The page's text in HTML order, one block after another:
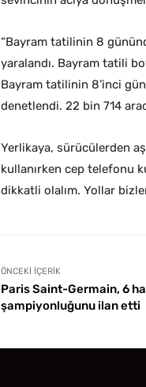
“Bayram tatilinin 8
yaralandı. Bayram tatili
Bayram tatilinin 8’inci
denetlendi. 22 bin 714
Yerlikaya, sürücülerden
kullanırken cep telefonu
dikkatli olalım. Yollar
ÖNCEKI İÇERIK
Paris Saint-Germain, 6
şampiyonluğunu ilan etti